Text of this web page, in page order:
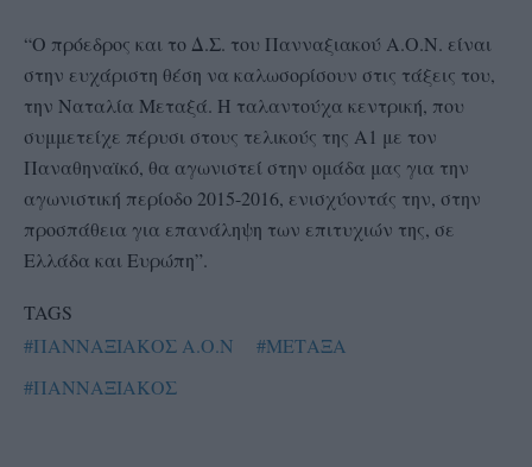
“Ο πρόεδρος και το Δ.Σ. του Πανναξιακού Α.Ο.Ν. είναι
στην ευχάριστη θέση να καλωσορίσουν στις τάξεις του,
την Ναταλία Μεταξά. Η ταλαντούχα κεντρική, που
συμμετείχε πέρυσι στους τελικούς της Α1 με τον
Παναθηναϊκό, θα αγωνιστεί στην ομάδα μας για την
αγωνιστική περίοδο 2015-2016, ενισχύοντάς την, στην
προσπάθεια για επανάληψη των επιτυχιών της, σε
Ελλάδα και Ευρώπη”.
TAGS
#ΠΑΝΝΑΞΙΑΚΟΣ Α.Ο.Ν
#ΜΕΤΑΞΑ
#ΠΑΝΝΑΞΙΑΚΟΣ